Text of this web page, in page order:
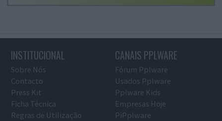
INSTITUCIONAL
Sobre Nós
Contacto
Press Kit
Ficha Técnica
Regras de Utilização
CANAIS PPLWARE
Fórum Pplware
Usados Pplware
Pplware Kids
Empresas Hoje
PiPplware